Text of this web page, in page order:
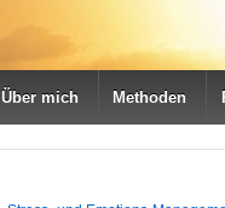
Über mich Methoden